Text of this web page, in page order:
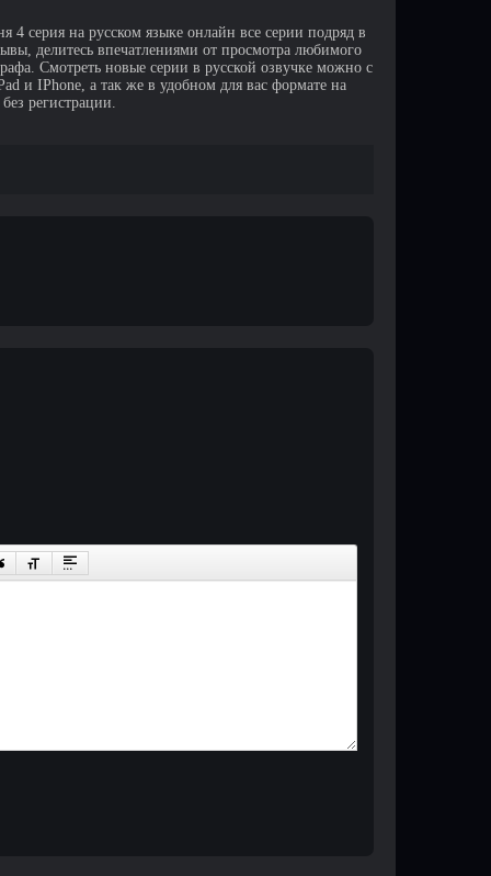
4 серия на русском языке онлайн все серии подряд в
делитесь впечатлениями от просмотра любимого
Смотреть новые серии в русской озвучке можно с
и IPhone, а так же в удобном для вас формате на
регистрации.